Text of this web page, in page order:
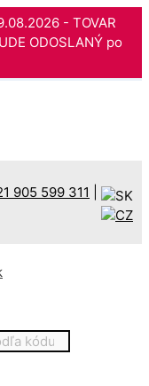
- TOVAR
ODOSLANÝ po
905 599 311